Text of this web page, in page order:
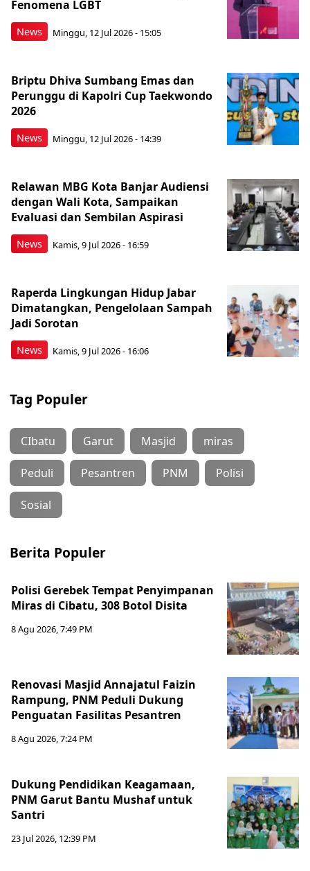
News
Fenomena LGBT
Minggu, 12 Jul 2026 - 15:05
News
Briptu Dhiva Sumbang Emas dan
Perunggu di Kapolri Cup Taekwondo
2026
Minggu, 12 Jul 2026 - 14:39
News
Relawan MBG Kota Banjar Audiensi
dengan Wali Kota, Sampaikan
Evaluasi dan Sembilan Aspirasi
Kamis, 9 Jul 2026 - 16:59
News
Raperda Lingkungan Hidup Jabar
Dimatangkan, Pengelolaan Sampah
Jadi Sorotan
Kamis, 9 Jul 2026 - 16:06
Tag Populer
CIbatu Garut Masjid miras
Peduli Pesantren PNM Polisi
Sosial
Berita Populer
Polisi Gerebek Tempat Penyimpanan
Miras di Cibatu, 308 Botol Disita
8 Agu 2026, 7:49 PM
Renovasi Masjid Annajatul Faizin
Rampung, PNM Peduli Dukung
Penguatan Fasilitas Pesantren
8 Agu 2026, 7:24 PM
Dukung Pendidikan Keagamaan,
PNM Garut Bantu Mushaf untuk
Santri
23 Jul 2026, 12:39 PM